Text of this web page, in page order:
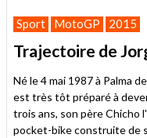
Sport MotoGP 2015
Trajectoire de
Né le 4 mai 1987 à Palma
est très tôt préparé à
trois ans, son père Chicho
pocket-bike construite de